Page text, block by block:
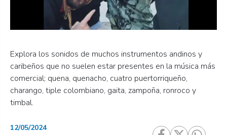
Explora los sonidos de muchos instrumentos andinos y
caribeños que no suelen estar presentes en la música más
comercial; quena, quenacho, cuatro puertorriqueño,
charango, tiple colombiano, gaita, zampoña, ronroco y
timbal.
12/05/2024